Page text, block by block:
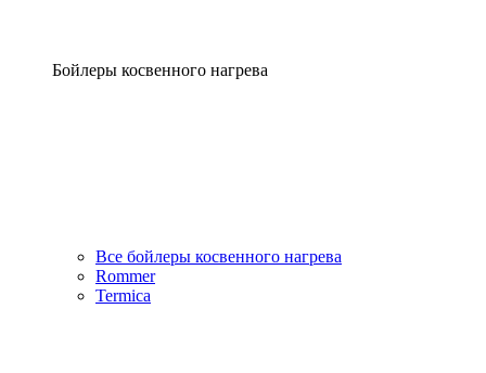
Бойлеры косвенного нагрева
Все бойлеры косвенного нагрева
Rommer
Termica